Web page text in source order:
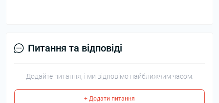
Питання та відповіді
Додайте питання, і ми відповімо найближчим часом.
+ Додати питання